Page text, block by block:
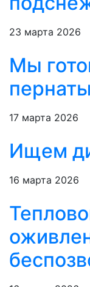
23 марта 2026
Мы
17 марта 2026
Ищем
16 марта 2026